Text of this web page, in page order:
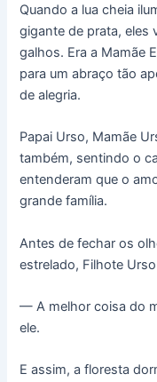
Quando a lua cheia
gigante de prata, eles
galhos. Era a Mamãe
para um abraço tão
de alegria.
Papai Urso, Mamãe
também, sentindo o
entenderam que o
grande família.
Antes de fechar os
estrelado, Filhote
— A melhor coisa do
ele.
E assim, a floresta